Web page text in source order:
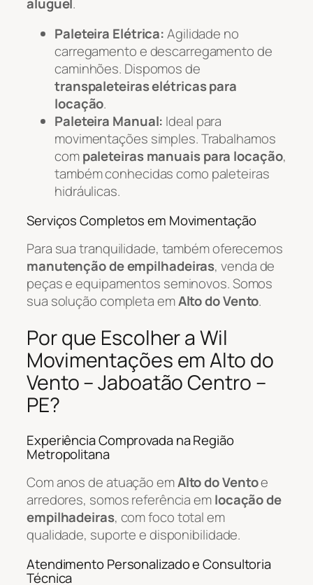
Paleteira Elétrica:Agilidade no
carregamento e descarregamento de
caminhões. Dispomos de
transpaleteiras elétricas para
locação.
Paleteira Manual: Ideal para
movimentações simples. Trabalhamos
compaleteiras manuais para locação,
também conhecidas como paleteiras
hidráulicas.
Serviços Completos em Movimentação
Para sua tranquilidade, também oferecemos
manutenção de empilhadeiras, venda de
peças e equipamentos seminovos. Somos
sua solução completa emAlto do Vento.
Por que Escolher a Wil
Movimentações em Alto do
Vento – Jaboatão Centro –
PE?
Experiência Comprovada na Região
Metropolitana
Com anos de atuação emAlto do Ventoe
arredores, somos referência emlocação de
empilhadeiras, com foco total em
qualidade, suporte e disponibilidade.
Atendimento Personalizado e Consultoria
Técnica